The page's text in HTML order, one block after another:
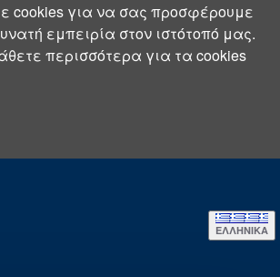
cookies για να σας προσφέρουμε
εμπειρία στον ιστότοπό μας.
περισσότερα για τα cookies
ΕΛΛΗΝΙΚΆ